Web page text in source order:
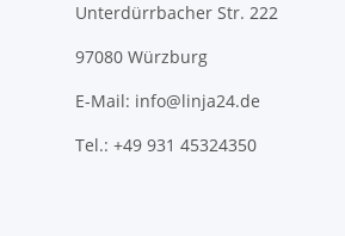
Unterdürrbacher Str. 222
97080 Würzburg
E-Mail: info@linja24.de
Tel.: +49 931 45324350